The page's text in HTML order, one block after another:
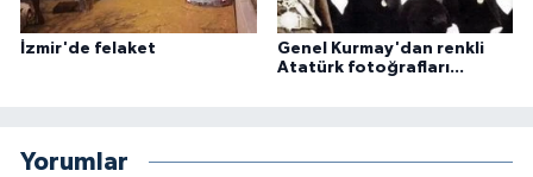
İzmir'de felaket
Genel Kurmay'dan renkli
Atatürk fotoğrafları...
Yorumlar